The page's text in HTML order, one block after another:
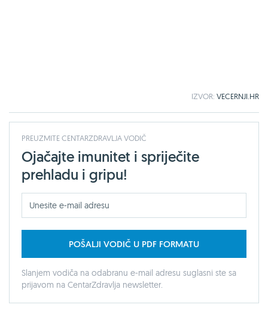
IZVOR: VECERNJI.HR
PREUZMITE CENTARZDRAVLJA VODIČ
Ojačajte imunitet i spriječite
prehladu i gripu!
POŠALJI VODIČ U PDF FORMATU
Slanjem vodiča na odabranu e-mail adresu suglasni ste sa
prijavom na CentarZdravlja newsletter.